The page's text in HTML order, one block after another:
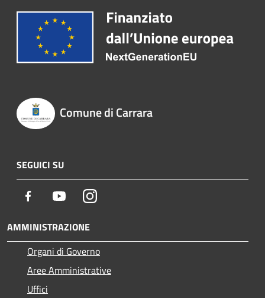
Comune di Carrara
SEGUICI SU
Facebook YoutubeInstagram
AMMINISTRAZIONE
Organi di Governo
Aree Amministrative
Uffici